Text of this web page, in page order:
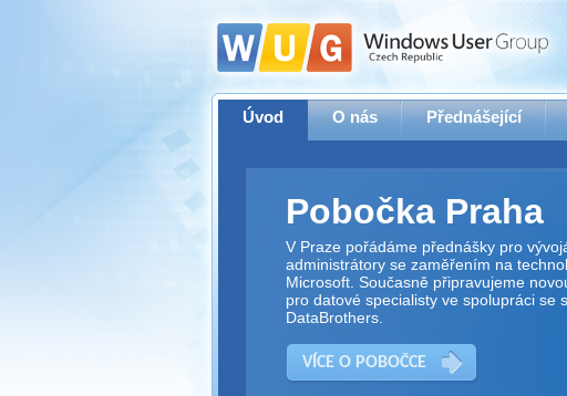
Úvod O nás Přednášející
Pobočka Praha
V Praze pořádáme přednášky pro
administrátory se zaměřením na
Microsoft. Současně připravujeme
pro datové specialisty ve spolupráci se
DataBrothers.
VÍCE O POBOČCE